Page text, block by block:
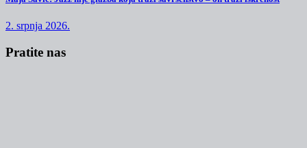
2. srpnja 2026.
Pratite nas